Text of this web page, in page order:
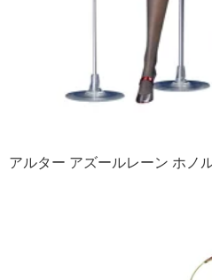
アルター アズールレーン ホノ